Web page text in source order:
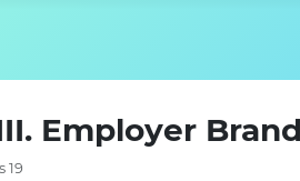
Employer
19